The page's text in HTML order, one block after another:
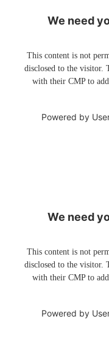
We need
This content is not
disclosed to the visitor.
with their CMP to
Powered by
We need
This content is not
disclosed to the visitor.
with their CMP to
Powered by